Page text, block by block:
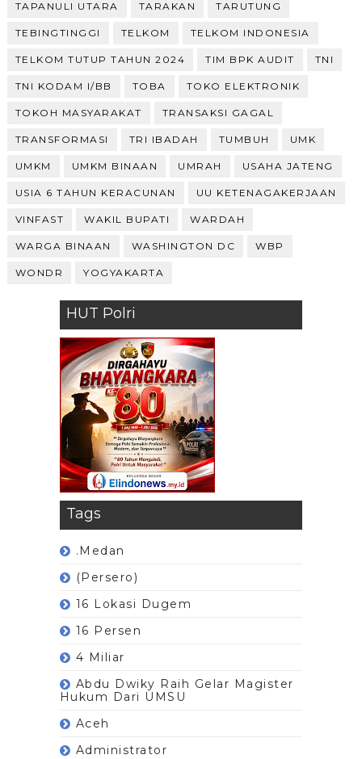
TAPANULI UTARA TARAKAN TARUTUNG
TEBINGTINGGI TELKOM TELKOM INDONESIA
TELKOM TUTUP TAHUN 2024 TIM BPK AUDIT TNI
TNI KODAM I/BB TOBA TOKO ELEKTRONIK
TOKOH MASYARAKAT TRANSAKSI GAGAL
TRANSFORMASI TRI IBADAH TUMBUH UMK
UMKM UMKM BINAAN UMRAH USAHA JATENG
USIA 6 TAHUN KERACUNAN UU KETENAGAKERJAAN
VINFAST WAKIL BUPATI WARDAH
WARGA BINAAN WASHINGTON DC WBP
WONDR YOGYAKARTA
HUT Polri
Tags
.Medan
(Persero)
16 Lokasi Dugem
16 Persen
4 Miliar
Abdu Dwiky Raih Gelar Magister
Hukum Dari UMSU
Aceh
Administrator